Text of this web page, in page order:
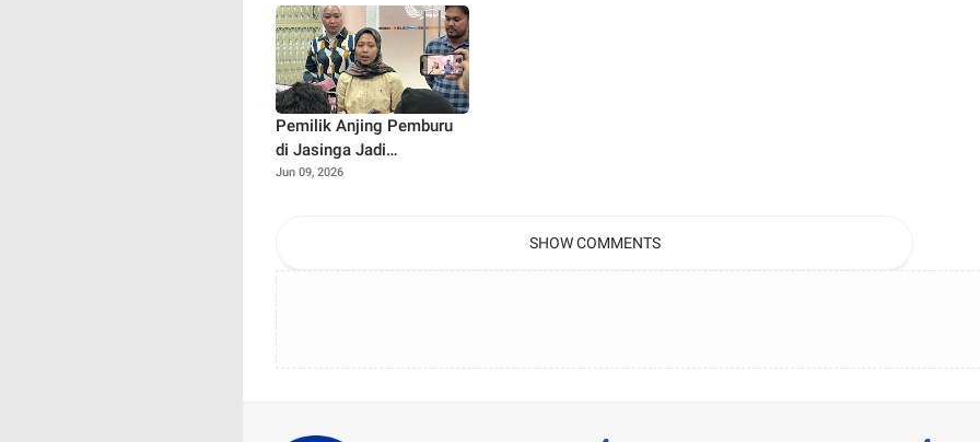
Pemeliharaan Jaringan
Pemilik Anjing Pemburu
di Jasinga Jadi
Tersangka, Polisi Ungkap
Jun 09, 2026
SHOW COMMENTS